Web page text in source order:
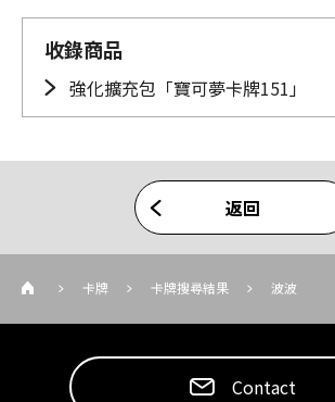
收錄商品
強化擴充包「寶可夢卡牌151」
返回
卡牌 卡牌搜尋結果 波波
Contact